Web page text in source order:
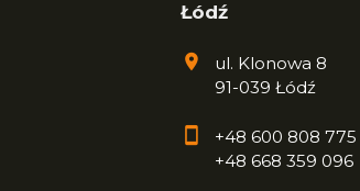
Łódź
ul. Klonowa 8
91-039 Łódź
+48 600 808 775
+48 668 359 096